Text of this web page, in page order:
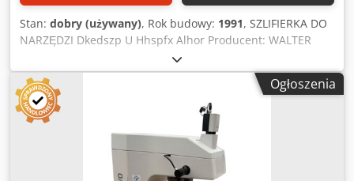
Stan: dobry (używany), Rok budowy: 1991, SZLIFIERKA DO
NARZĘDZI Dkedszp U Hhspfx Alhor Producent: WALTER
(NIEMCY), typ: Helitronic 35 CNC, rok produkcji: 1991.
Ogłoszenia